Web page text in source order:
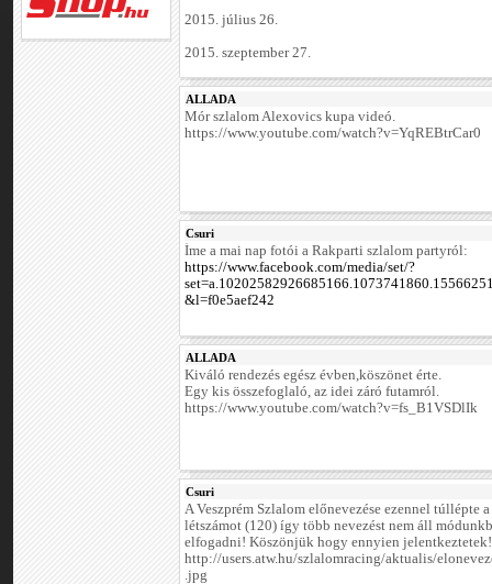
2015. július 26.
2015. szeptember 27.
ALLADA
Mór szlalom Alexovics kupa videó.
https://www.youtube.com/watch?v=YqREBtrCar0
Csuri
Íme a mai nap fotói a Rakparti szlalom partyról:
https://www.facebook.com/media/set/?
&l=f0e5aef242
ALLADA
Kiváló rendezés egész évben,köszönet érte.
Egy kis összefoglaló, az idei záró futamról.
https://www.youtube.com/watch?v=fs_B1VSDlIk
Csuri
A Veszprém Szlalom előnevezése ezennel túllépte
létszámot (120) így több nevezést nem áll
elfogadni! Köszönjük hogy ennyien jelentkeztetek!
http://users.atw.hu/szlalomracing/aktualis/
.jpg